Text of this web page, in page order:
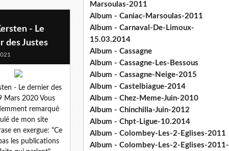
- Le
des Justes
- Le dernier des
Mars 2020 Vous
remarqué
de mon site
en exergue: "Ce
les publications
Marsoulas-2011
Album - Caniac-Marsoulas-2011
Album - Carnaval-De-Limoux-
15.03.2014
Album - Cassagne
Album - Cassagne-Les-Bessous
Album - Cassagne-Neige-2015
Album - Castelbiague-2014
Album - Chez-Meme-Juin-2010
Album - Chinchilla-Juin-2012
Album - Chpt-Ligue-10.2014
Album - Colombey-Les-2-Eglises-2011
Album - Colombey-Les-2-Eglises-2011-